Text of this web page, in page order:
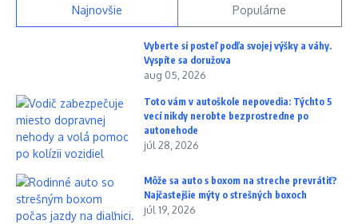
Najnovšie Populárne
Vyberte si posteľ podľa svojej výšky a váhy.
Vyspíte sa doružova
aug 05, 2026
Toto vám v autoškole nepovedia: Týchto 5
vecí nikdy nerobte bezprostredne po
autonehode
júl 28, 2026
Môže sa auto s boxom na streche prevrátiť?
Najčastejšie mýty o strešných boxoch
júl 19, 2026